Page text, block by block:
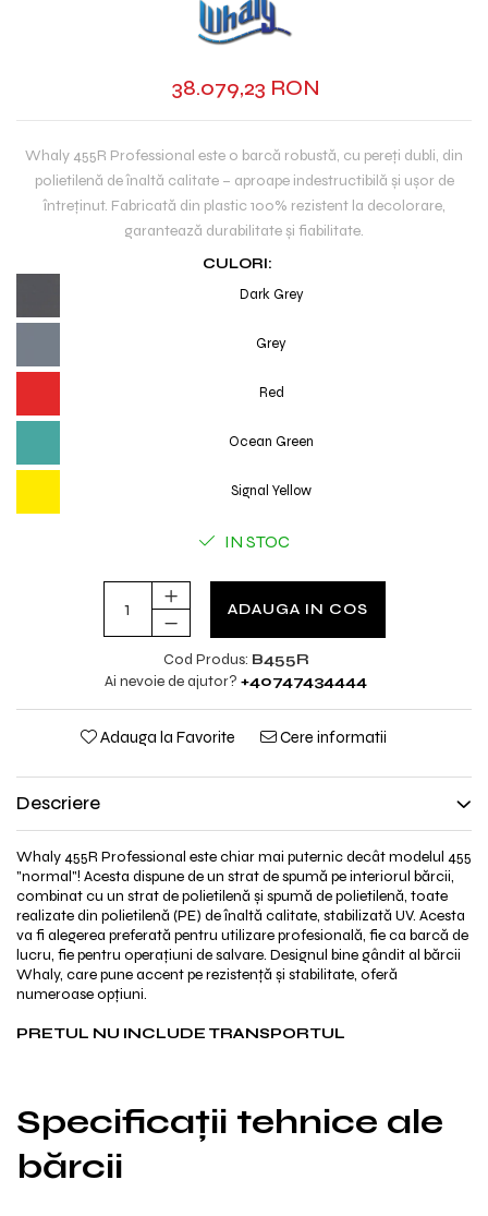
38.079,23 RON
Whaly 455R Professional este o barcă robustă, cu pereți dubli, din
polietilenă de înaltă calitate – aproape indestructibilă și ușor de
întreținut. Fabricată din plastic 100% rezistent la decolorare,
garantează durabilitate și fiabilitate.
CULORI:
Dark Grey
Grey
Red
Ocean Green
Signal Yellow
IN STOC
ADAUGA IN COS
Cod Produs: B455R
Ai nevoie de ajutor? +40747434444
Adauga la Favorite Cere informatii
Descriere
Whaly 455R Professional este chiar mai puternic decât modelul 455
"normal"! Acesta dispune de un strat de spumă pe interiorul bărcii,
combinat cu un strat de polietilenă și spumă de polietilenă, toate
realizate din polietilenă (PE) de înaltă calitate, stabilizată UV. Acesta
va fi alegerea preferată pentru utilizare profesională, fie ca barcă de
lucru, fie pentru operațiuni de salvare. Designul bine gândit al bărcii
Whaly, care pune accent pe rezistență și stabilitate, oferă
numeroase opțiuni.
PRETUL NU INCLUDE TRANSPORTUL
Specificații tehnice ale
bărcii